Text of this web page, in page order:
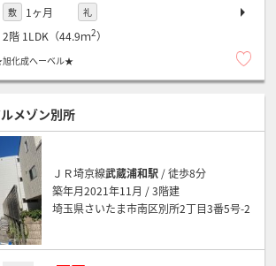
敷 1ヶ月 礼
2階 1LDK（44.9ｍ2）
化成へーベル★
メゾン別所
ＪＲ埼京線武蔵浦和駅 / 徒歩8分
築年月2021年11月 / 3階建
埼玉県さいたま市南区別所2丁目3番5号-2